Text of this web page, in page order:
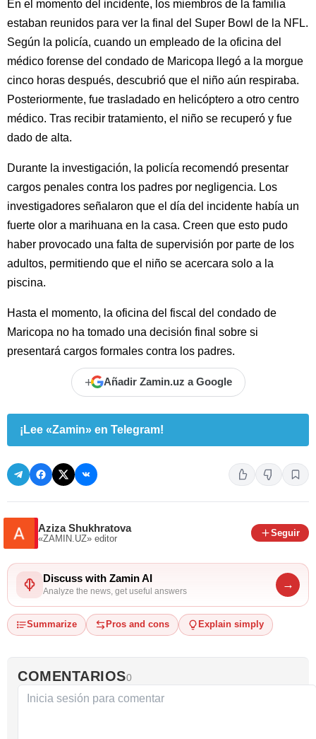
En el momento del incidente, los miembros de la familia
estaban reunidos para ver la final del Super Bowl de la NFL.
Según la policía, cuando un empleado de la oficina del
médico forense del condado de Maricopa llegó a la morgue
cinco horas después, descubrió que el niño aún respiraba.
Posteriormente, fue trasladado en helicóptero a otro centro
médico. Tras recibir tratamiento, el niño se recuperó y fue
dado de alta.
Durante la investigación, la policía recomendó presentar
cargos penales contra los padres por negligencia. Los
investigadores señalaron que el día del incidente había un
fuerte olor a marihuana en la casa. Creen que esto pudo
haber provocado una falta de supervisión por parte de los
adultos, permitiendo que el niño se acercara solo a la
piscina.
Hasta el momento, la oficina del fiscal del condado de
Maricopa no ha tomado una decisión final sobre si
presentará cargos formales contra los padres.
+ Añadir Zamin.uz a Google
¡Lee «Zamin» en Telegram!
Aziza Shukhratova
«ZAMIN.UZ» editor
Seguir
Discuss with Zamin AI
Analyze the news, get useful answers
→
Summarize Pros and cons Explain simply
COMENTARIOS0